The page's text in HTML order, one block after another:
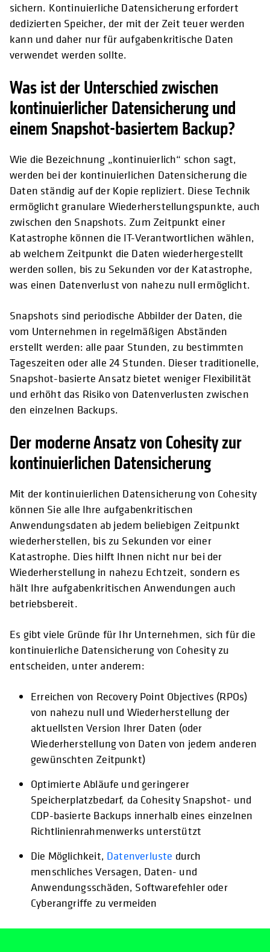
sichern. Kontinuierliche Datensicherung erfordert
dedizierten Speicher, der mit der Zeit teuer werden
kann und daher nur für aufgabenkritische Daten
verwendet werden sollte.
Was ist der Unterschied zwischen
kontinuierlicher Datensicherung und
einem Snapshot-basiertem Backup?
Wie die Bezeichnung „kontinuierlich“ schon sagt,
werden bei der kontinuierlichen Datensicherung die
Daten ständig auf der Kopie repliziert. Diese Technik
ermöglicht granulare Wiederherstellungspunkte, auch
zwischen den Snapshots. Zum Zeitpunkt einer
Katastrophe können die IT-Verantwortlichen wählen,
ab welchem Zeitpunkt die Daten wiederhergestellt
werden sollen, bis zu Sekunden vor der Katastrophe,
was einen Datenverlust von nahezu null ermöglicht.
Snapshots sind periodische Abbilder der Daten, die
vom Unternehmen in regelmäßigen Abständen
erstellt werden: alle paar Stunden, zu bestimmten
Tageszeiten oder alle 24 Stunden. Dieser traditionelle,
Snapshot-basierte Ansatz bietet weniger Flexibilität
und erhöht das Risiko von Datenverlusten zwischen
den einzelnen Backups.
Der moderne Ansatz von Cohesity zur
kontinuierlichen Datensicherung
Mit der kontinuierlichen Datensicherung von Cohesity
können Sie alle Ihre aufgabenkritischen
Anwendungsdaten ab jedem beliebigen Zeitpunkt
wiederherstellen, bis zu Sekunden vor einer
Katastrophe. Dies hilft Ihnen nicht nur bei der
Wiederherstellung in nahezu Echtzeit, sondern es
hält Ihre aufgabenkritischen Anwendungen auch
betriebsbereit.
Es gibt viele Gründe für Ihr Unternehmen, sich für die
kontinuierliche Datensicherung von Cohesity zu
entscheiden, unter anderem:
Erreichen von Recovery Point Objectives (RPOs)
von nahezu null und Wiederherstellung der
aktuellsten Version Ihrer Daten (oder
Wiederherstellung von Daten von jedem anderen
gewünschten Zeitpunkt)
Optimierte Abläufe und geringerer
Speicherplatzbedarf, da Cohesity Snapshot- und
CDP-basierte Backups innerhalb eines einzelnen
Richtlinienrahmenwerks unterstützt
Die Möglichkeit, Datenverluste durch
menschliches Versagen, Daten- und
Anwendungsschäden, Softwarefehler oder
Cyberangriffe zu vermeiden